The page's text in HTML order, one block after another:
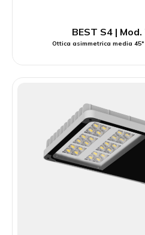
BEST S4 | Mod.
Ottica asimmetrica media